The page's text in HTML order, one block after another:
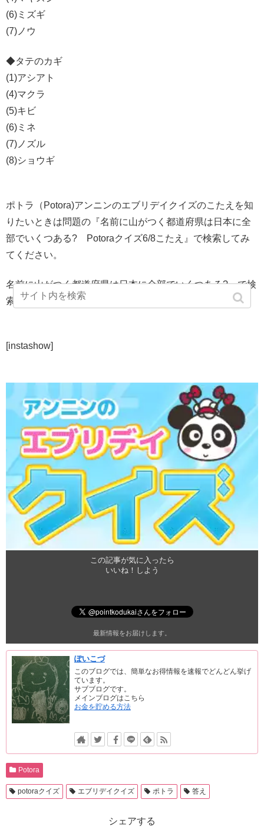
(6)ミズギ
(7)ノウ
◆タテのカギ
(1)アシアト
(4)マクラ
(5)キビ
(6)ミネ
(7)ノズル
(8)ショウギ
ポトラ（Potora)アンニンのエブリデイクイズのこたえを知
りたいときは問題の『名前に山がつく都道府県は日本に全
部でいくつある? Potoraクイズ6/8こたえ』で検索してみ
てください。
名前に山がつく都道府県は日本に全部でいくつある? で検
索して頂きありがとうございました♪
[instashow]
この記事が気に入ったら
いいね！しよう
最新情報をお届けします。
ぽいこづ
このブログでは、簡単なお得情報を速報でどんどん挙げ
ています。
サブブログです。
メインブログはこちら
お金を貯める方法
Potora
potoraクイズ エブリデイクイズ ポトラ 答え
シェアする